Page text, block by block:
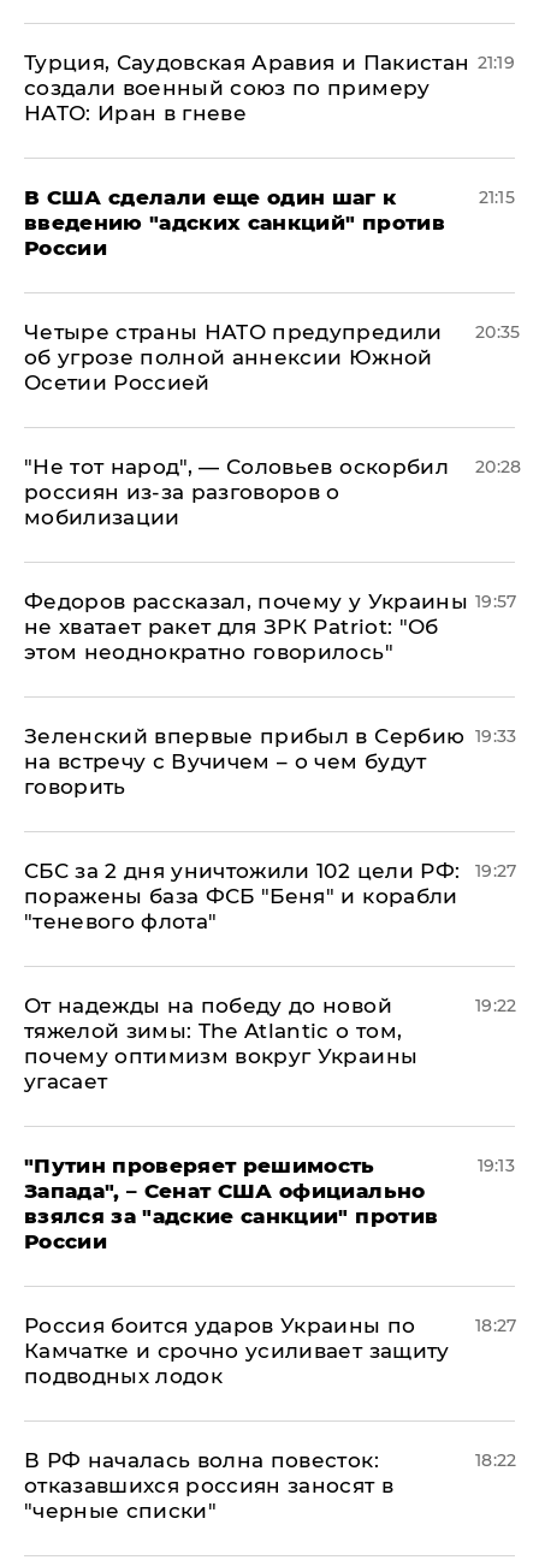
Турция, Саудовская Аравия и Пакистан
создали военный союз по примеру
НАТО: Иран в гневе
21:19
В США сделали еще один шаг к
введению "адских санкций" против
России
21:15
Четыре страны НАТО предупредили
об угрозе полной аннексии Южной
Осетии Россией
20:35
​"Не тот народ", — Соловьев оскорбил
россиян из-за разговоров о
мобилизации
20:28
Федоров рассказал, почему у Украины
не хватает ракет для ЗРК Patriot: "Об
этом неоднократно говорилось"
19:57
Зеленский впервые прибыл в Сербию
на встречу с Вучичем – о чем будут
говорить
19:33
СБС за 2 дня уничтожили 102 цели РФ:
поражены база ФСБ "Беня" и корабли
"теневого флота"
19:27
От надежды на победу до новой
тяжелой зимы: The Atlantic о том,
почему оптимизм вокруг Украины
угасает
19:22
"Путин проверяет решимость
Запада", – Сенат США официально
взялся за "адские санкции" против
России
19:13
Россия боится ударов Украины по
Камчатке и срочно усиливает защиту
подводных лодок
18:27
​В РФ началась волна повесток:
отказавшихся россиян заносят в
"черные списки"
18:22